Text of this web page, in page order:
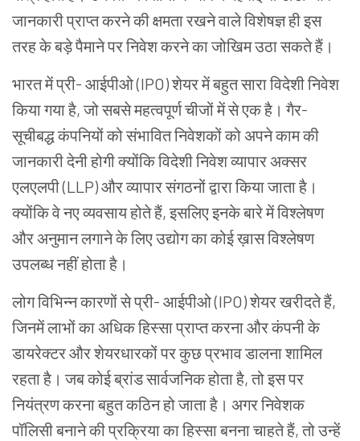
जानकारी प्राप्त करने की क्षमता रखने वाले विशेषज्ञ ही इस
तरह के बड़े पैमाने पर निवेश करने का जोखिम उठा सकते हैं।
भारत में प्री- आईपीओ (IPO) शेयर में बहुत सारा विदेशी निवेश
किया गया है, जो सबसे महत्वपूर्ण चीजों में से एक है। गैर-
सूचीबद्ध कंपनियों को संभावित निवेशकों को अपने काम की
जानकारी देनी होगी क्योंकि विदेशी निवेश व्यापार अक्सर
एलएलपी (LLP) और व्यापार संगठनों द्वारा किया जाता है।
क्योंकि वे नए व्यवसाय होते हैं, इसलिए इनके बारे में विश्लेषण
और अनुमान लगाने के लिए उद्योग का कोई ख़ास विश्लेषण
उपलब्ध नहीं होता है।
लोग विभिन्न कारणों से प्री- आईपीओ (IPO) शेयर खरीदते हैं,
जिनमें लाभों का अधिक हिस्सा प्राप्त करना और कंपनी के
डायरेक्टर और शेयरधारकों पर कुछ प्रभाव डालना शामिल
रहता है। जब कोई ब्रांड सार्वजनिक होता है, तो इस पर
नियंत्रण करना बहुत कठिन हो जाता है। अगर निवेशक
पॉलिसी बनाने की प्रक्रिया का हिस्सा बनना चाहते हैं, तो उन्हें